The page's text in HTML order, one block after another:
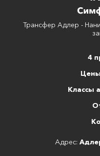
Трансфер Адлер -
4
Классы
Адрес: